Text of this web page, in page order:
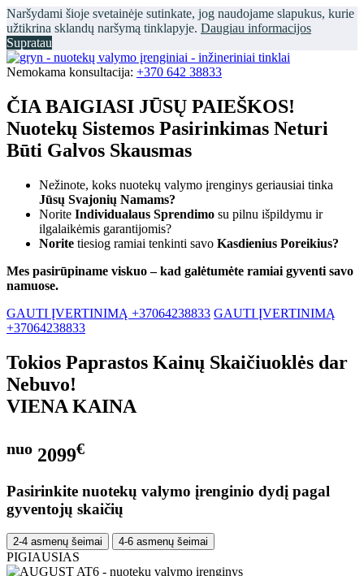
Naršydami šioje svetainėje sutinkate, jog naudojame slapukus, kurie
užtikrina sklandų naršymą tinklapyje. Daugiau informacijos
Supratau
Nemokama konsultacija: +370 642 38833
ČIA BAIGIASI JŪSŲ PAIEŠKOS!
Nuotekų Sistemos Pasirinkimas Neturi
Būti Galvos Skausmas
Nežinote, koks nuotekų valymo įrenginys geriausiai tinka
Jūsų Svajonių Namams?
Norite Individualaus Sprendimo su pilnu išpildymu ir
ilgalaikėmis garantijomis?
Norite tiesiog ramiai tenkinti savo Kasdienius Poreikius?
Mes pasirūpiname viskuo – kad galėtumėte ramiai gyventi savo
namuose.
GAUTI ĮVERTINIMĄ +37064238833 GAUTI ĮVERTINIMĄ
+37064238833
Tokios Paprastos Kainų Skaičiuoklės dar
Nebuvo!
VIENA KAINA
nuo 2099€
Pasirinkite nuotekų valymo įrenginio dydį pagal
gyventojų skaičių
2-4 asmenų šeimai 4-6 asmenų šeimai
PIGIAUSIAS